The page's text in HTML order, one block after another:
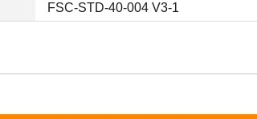
FSC-STD-40-004 V3-1